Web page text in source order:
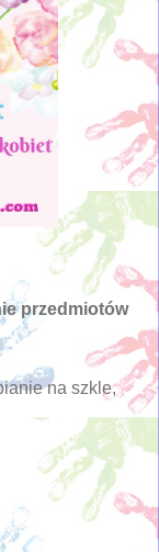
przedmiotów
na szkle,